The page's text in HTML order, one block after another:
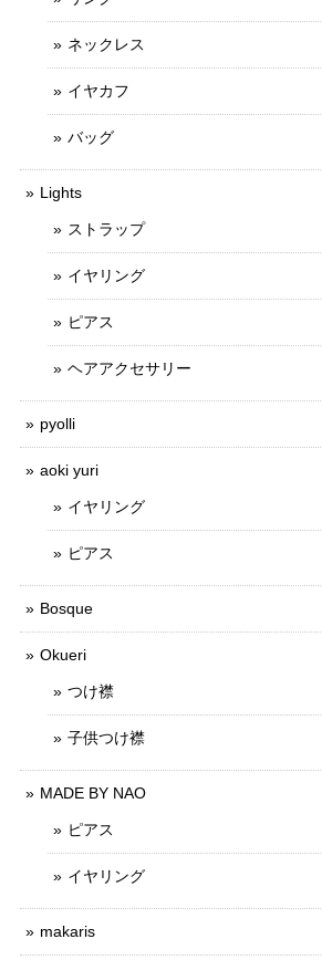
ネックレス
イヤカフ
バッグ
Lights
ストラップ
イヤリング
ピアス
ヘアアクセサリー
pyolli
aoki yuri
イヤリング
ピアス
Bosque
Okueri
つけ襟
子供つけ襟
MADE BY NAO
ピアス
イヤリング
makaris